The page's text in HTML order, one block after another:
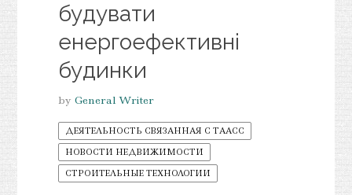
будувати
енергоефективні
будинки
by General Writer
ДЕЯТЕЛЬНОСТЬ СВЯЗАННАЯ С ТААСС
НОВОСТИ НЕДВИЖИМОСТИ
СТРОИТЕЛЬНЫЕ ТЕХНОЛОГИИ